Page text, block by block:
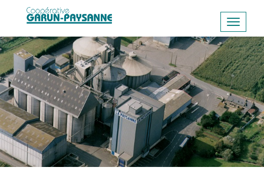
i
p
o
m
a
i
n
c
o